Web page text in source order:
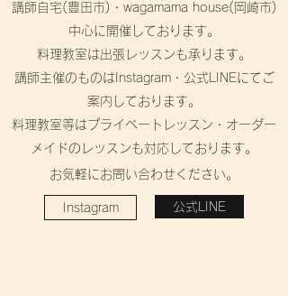
講師自宅(豊田市)・wagamama house(岡崎市)
中心に開催しております。
料理教室は出張レッスンも承ります。
講師主催のものはInstagram・公式LINEにてご
案内しております。
料理教室等はプライベートレッスン・オーダー
メイドのレッスンも対応しております。
お気軽にお問い合わせください。
Instagram 公式LINE